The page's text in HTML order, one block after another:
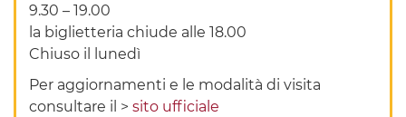
9.30 – 19.00
la biglietteria chiude alle 18.00
Chiuso il lunedì
Per aggiornamenti e le modalità di visita
consultare il >sito ufficiale